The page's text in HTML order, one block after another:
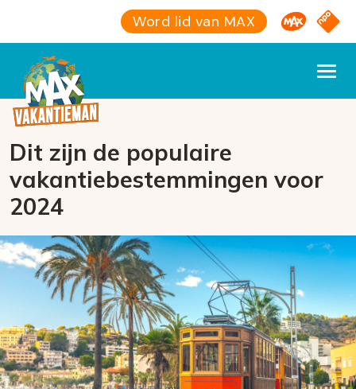
Word lid van MAX Omroep
NPO
Dit zijn de populaire
vakantiebestemmingen voor
2024